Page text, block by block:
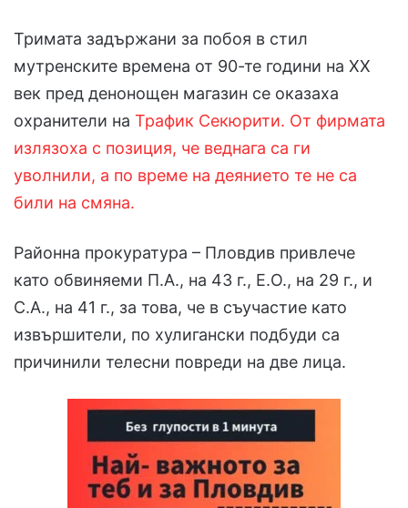
Тримата задържани за побоя в стил
мутренските времена от 90-те години на ХХ
век пред денонощен магазин се оказаха
охранители на Трафик Секюрити. От фирмата
излязоха с позиция, че веднага са ги
уволнили, а по време на деянието те не са
били на смяна.
Районна прокуратура – Пловдив привлече
като обвиняеми П.А., на 43 г., Е.О., на 29 г., и
С.А., на 41 г., за това, че в съучастие като
извършители, по хулигански подбуди са
причинили телесни повреди на две лица.